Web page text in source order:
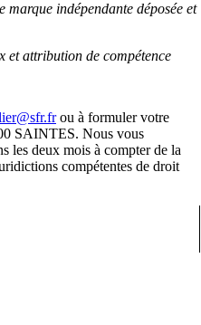
indépendante déposée et
et attribution de compétence
ou à formuler votre
SAINTES. Nous vous
les deux mois à compter de la
compétentes de droit